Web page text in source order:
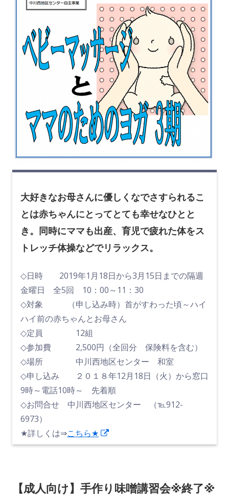
で
開
き
ま
す
大好きなお母さんに優しくなでさすられるこ
とは赤ちゃんにとってとても幸せなひとと
き。 同時にママも出産、育児で疲れた体をス
トレッチ体操などでリラックス。
◇日時 2019年1月18日から3月15日までの隔週
金曜日 全5回 10：00～11：30
◇対象 （申し込み時）首がすわった頃～ハイ
ハイ前の赤ちゃんとお母さん
◇定員 12組
◇参加費 2,500円（全回分 保険料を含む）
◇場所 中川西地区センター 和室
◇申し込み ２０１８年12月18日（火）から窓口
9時～電話10時～ 先着順
◇お問合せ 中川西地区センター （℡912-
6973）
★詳しくは⇒こちら★
し
ィ
【成人向け】手作り味噌講習会※終了※